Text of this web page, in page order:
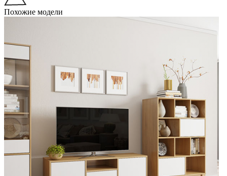
Похожие модели